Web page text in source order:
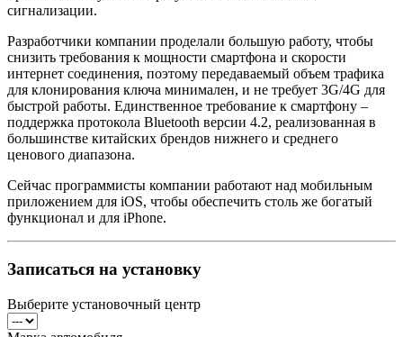
сигнализации.
Разработчики компании проделали большую работу, чтобы
снизить требования к мощности смартфона и скорости
интернет соединения, поэтому передаваемый объем трафика
для клонирования ключа минимален, и не требует 3G/4G для
быстрой работы. Единственное требование к смартфону –
поддержка протокола Bluetooth версии 4.2, реализованная в
большинстве китайских брендов нижнего и среднего
ценового диапазона.
Сейчас программисты компании работают над мобильным
приложением для iOS, чтобы обеспечить столь же богатый
функционал и для iPhone.
Записаться на установку
Выберите установочный центр